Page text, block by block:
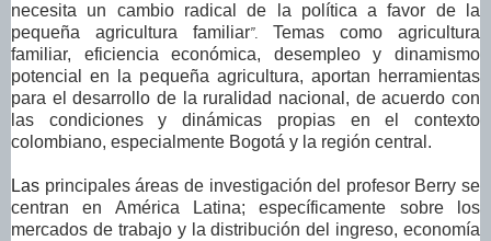
necesita un cambio radical de la política a favor de la
pequeña agricultura familiar”. Temas como agricultura
familiar, eficiencia económica, desempleo y dinamismo
potencial en la pequeña agricultura, aportan herramientas
para el desarrollo de la ruralidad nacional, de acuerdo con
las condiciones y dinámicas propias en el contexto
colombiano, especialmente Bogotá y la región central.
Las principales áreas de investigación del profesor Berry se
centran en América Latina; específicamente sobre los
mercados de trabajo y la distribución del ingreso, economía